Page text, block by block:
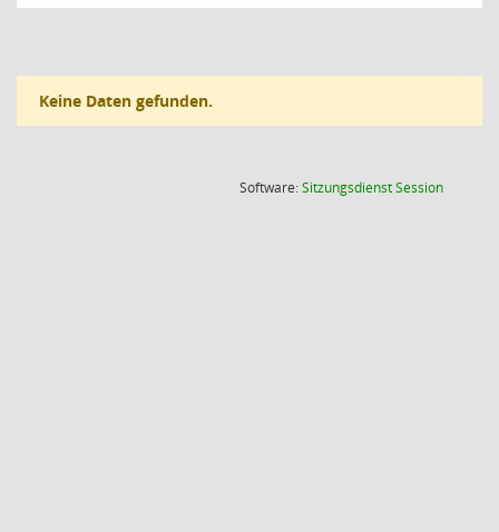
Keine Daten gefunden.
Software:SitzungsdienstSession(Wird in